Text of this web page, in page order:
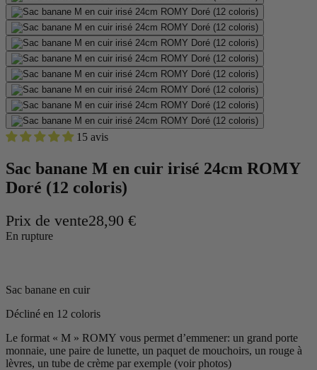
15 avis
Sac banane M en cuir irisé 24cm ROMY
Doré (12 coloris)
Prix de vente28,90 €
En rupture
Sac banane en cuir
Décliné en 12 coloris
Le format « M » ROMY vous permet d’emmener: un grand porte
monnaie, une paire de lunette, un paquet de mouchoirs, un rouge à
lèvres, un tube de crème par exemple (voir photos)